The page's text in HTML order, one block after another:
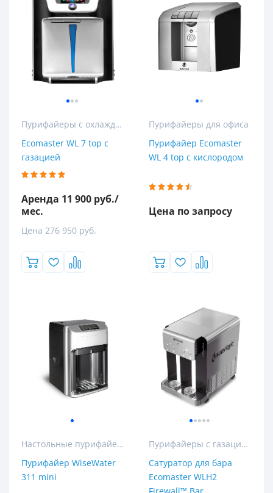
Пурифайеры с охлаждением
Ecomaster WL 7 top с
газацией
Аренда 11 900 руб./
мес.
Цена 276 950 руб.
Пурифайеры для офиса
Пурифайер Ecomaster
WL 4 top с кислородом
Цена по запросу
Настольные пурифайеры
Пурифайер WiseWater
311 mini
Пурифайеры с газацией
Сатуратор для бара
Ecomaster WLH2